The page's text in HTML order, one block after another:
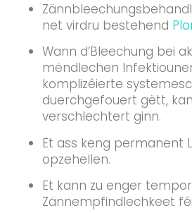
net virdru bestehend
Wann d’Bleechung bei
mëndlechen
komplizéierte
duerchgefouert gëtt,
verschlechtert ginn.
Et ass keng permanent
opzehellen.
Et kann zu enger
Zännempfindlechkeet